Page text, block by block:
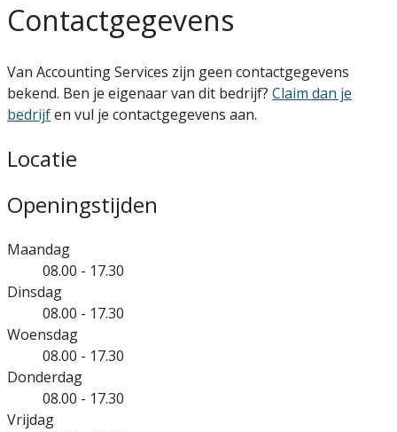
Contactgegevens
Van Accounting Services zijn geen contactgegevens
bekend. Ben je eigenaar van dit bedrijf? Claim dan je
bedrijfen vul je contactgegevens aan.
Locatie
Openingstijden
Maandag
08.00 - 17.30
Dinsdag
08.00 - 17.30
Woensdag
08.00 - 17.30
Donderdag
08.00 - 17.30
Vrijdag